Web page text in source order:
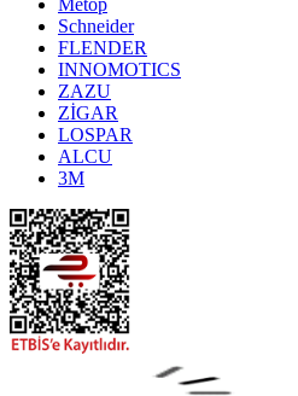
Schneider
FLENDER
INNOMOTICS
ZAZU
ZİGAR
LOSPAR
ALCU
3M